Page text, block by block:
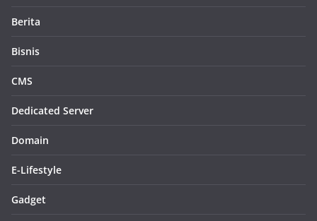
Berita
Bisnis
CMS
Dedicated Server
Domain
E-Lifestyle
Gadget